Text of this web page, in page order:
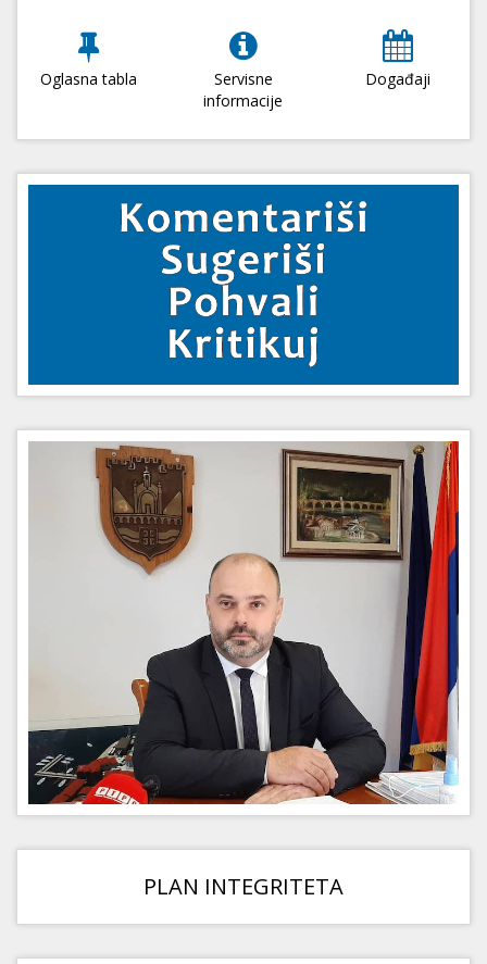
Oglasna tabla
Servisne
informacije
Događaji
PLAN INTEGRITETA